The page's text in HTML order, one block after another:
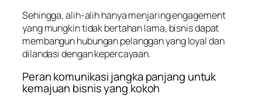
Sehingga, alih-alih hanya menjaringengagement
yang mungkin tidak bertahan lama, bisnis dapat
membangun hubungan pelanggan yang loyal dan
dilandasi dengan kepercayaan.
Peran komunikasi jangka panjang untuk
kemajuan bisnis yang kokoh